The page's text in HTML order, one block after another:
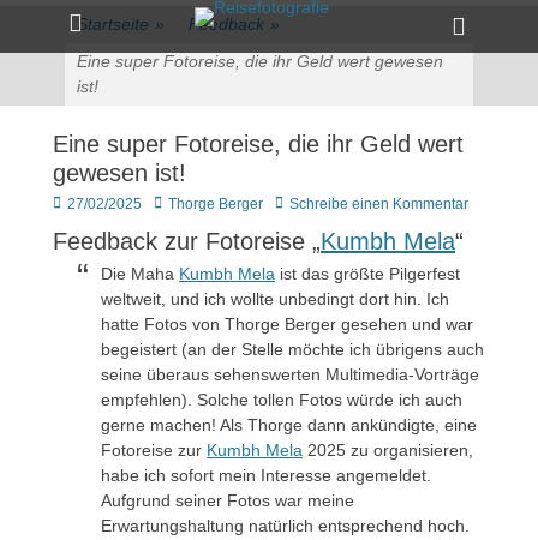
zum
Inhalt
überspringen
Primärmenü
Toggle
Startseite » Feedback »
Eine super Fotoreise, die ihr Geld wert gewesen
ist!
Eine super Fotoreise, die ihr Geld wert
gewesen ist!
Veröffentlicht
27/02/2025 Author
Thorge Berger Schreibe einen Kommentar
Feedback zur Fotoreise „Kumbh Mela“
Die Maha Kumbh Mela ist das größte Pilgerfest
weltweit, und ich wollte unbedingt dort hin. Ich
hatte Fotos von Thorge Berger gesehen und war
begeistert (an der Stelle möchte ich übrigens auch
seine überaus sehenswerten Multimedia-Vorträge
empfehlen). Solche tollen Fotos würde ich auch
gerne machen! Als Thorge dann ankündigte, eine
Fotoreise zur Kumbh Mela 2025 zu organisieren,
habe ich sofort mein Interesse angemeldet.
Aufgrund seiner Fotos war meine
Erwartungshaltung natürlich entsprechend hoch.